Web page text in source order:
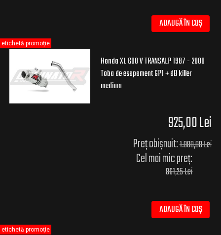
ADAUGĂ ÎN COȘ
Honda XL 600 V TRANSALP 1987 - 2000
Toba de esapament GP1 + dB killer
medium
925,00 Lei
Preț obișnuit:1.000,00 Lei
Cel mai mic preț:
861,25 Lei
ADAUGĂ ÎN COȘ
etichetă promoție
etichetă promoție